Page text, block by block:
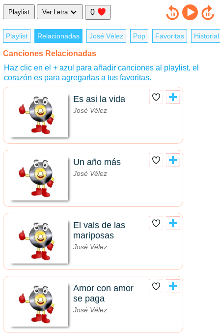
Playlist Ver Letra 0
Playlist Relacionadas José Vélez Pop Favoritas Historial
Canciones Relacionadas
Haz clic en el + azul para añadir canciones al playlist, el
corazón es para agregarlas a tus favoritas.
Es asi la vida
José Vélez
Un año más
José Vélez
El vals de las
mariposas
José Vélez
Amor con amor
se paga
José Vélez